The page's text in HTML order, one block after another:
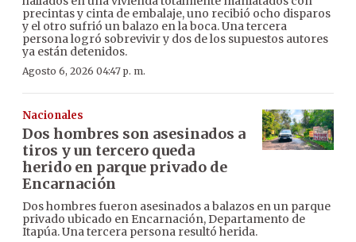
precintas y cinta de embalaje, uno recibió ocho disparos
y el otro sufrió un balazo en la boca. Una tercera
persona logró sobrevivir y dos de los supuestos autores
ya están detenidos.
Agosto 6, 2026 04:47 p. m.
Nacionales
Dos hombres son asesinados a
tiros y un tercero queda
herido en parque privado de
Encarnación
Dos hombres fueron asesinados a balazos en un parque
privado ubicado en Encarnación, Departamento de
Itapúa. Una tercera persona resultó herida.